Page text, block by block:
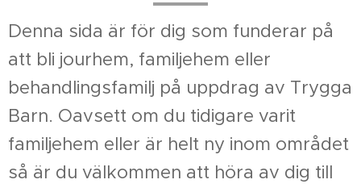
Denna sida är för dig som funderar på
att bli jourhem, familjehem eller
behandlingsfamilj på uppdrag av Trygga
Barn. Oavsett om du tidigare varit
familjehem eller är helt ny inom området
så är du välkommen att höra av dig till